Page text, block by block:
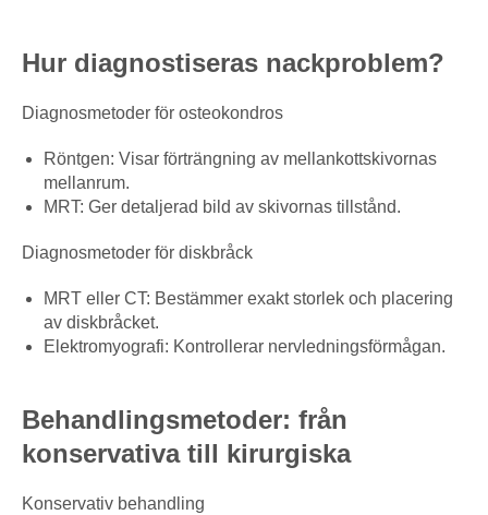
Hur diagnostiseras nackproblem?
Diagnosmetoder för osteokondros
Röntgen: Visar förträngning av mellankottskivornas
mellanrum.
MRT: Ger detaljerad bild av skivornas tillstånd.
Diagnosmetoder för diskbråck
MRT eller CT: Bestämmer exakt storlek och placering
av diskbråcket.
Elektromyografi: Kontrollerar nervledningsförmågan.
Behandlingsmetoder: från
konservativa till kirurgiska
Konservativ behandling